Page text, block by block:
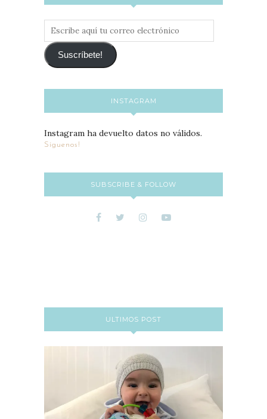
tu
correo
Suscríbete!
INSTAGRAM
Instagram ha devuelto datos no válidos.
Síguenos!
SUBSCRIBE & FOLLOW
ULTIMOS POST